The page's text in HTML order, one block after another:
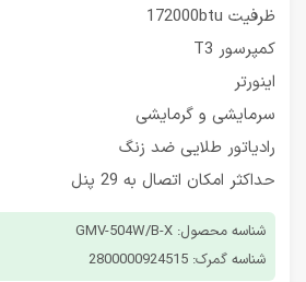
ظرفیت 172000btu
کمپرسور T3
اینورتر
سرمایشی و گرمایشی
رادیاتور طلایی ضد زنگ
حداکثر امکان اتصال به 29 پنل
شناسه محصول: GMV-504W/B-X
شناسه گمرک: 2800000924515